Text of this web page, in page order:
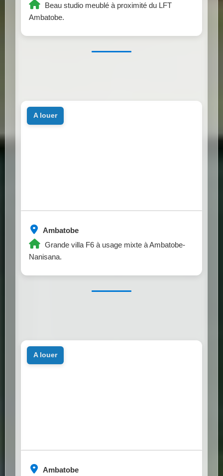
Beau studio meublé à proximité du LFT
Ambatobe.
Ambatobe
Grande villa F6 à usage mixte à Ambatobe-
Nanisana.
a louer
Ambatobe
a louer